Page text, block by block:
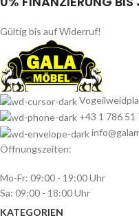
Gültig bis auf Widerruf!
+43 1 786 51
Öffnungszeiten:
Mo-Fr: 09:00 - 19:00 Uhr
Sa: 09:00 - 18:00 Uhr
KATEGORIEN